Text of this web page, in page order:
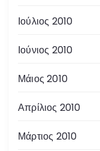
Ιούλιος 2010
Ιούνιος 2010
Μάιος 2010
Απρίλιος 2010
Μάρτιος 2010